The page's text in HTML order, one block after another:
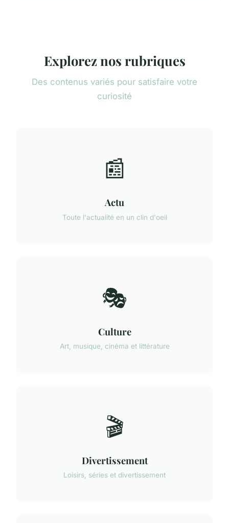
Explorez nos rubriques
Des contenus variés pour satisfaire votre
curiosité
📰
Actu
Toute l'actualité en un clin d'oeil
🎭
Culture
Art, musique, cinéma et littérature
🎬
Divertissement
Loisirs, séries et divertissement